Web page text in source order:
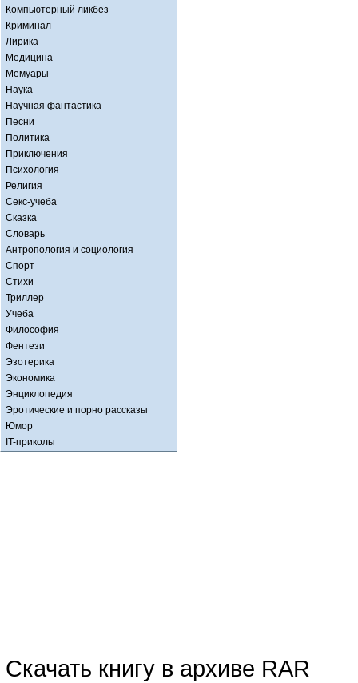
Компьютерный ликбез
Криминал
Лирика
Медицина
Мемуары
Наука
Научная фантастика
Песни
Политика
Приключения
Психология
Религия
Секс-учеба
Сказка
Словарь
Антропология и социология
Спорт
Стихи
Триллер
Учеба
Философия
Фентези
Эзотерика
Экономика
Энциклопедия
Эротические и порно рассказы
Юмор
IT-приколы
Скачать книгу в архиве RAR